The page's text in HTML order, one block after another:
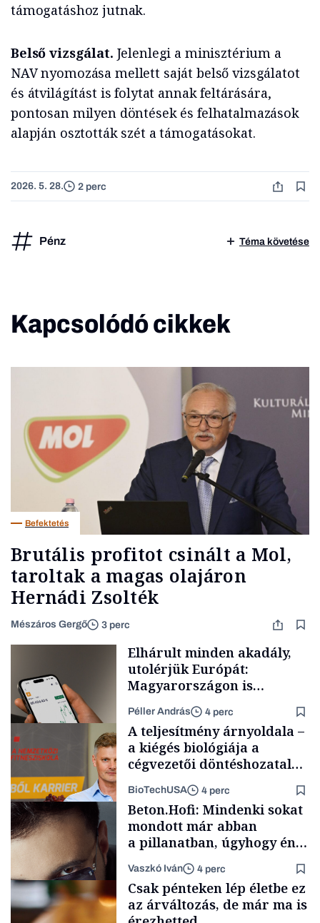
támogatáshoz jutnak.
Belső vizsgálat. Jelenlegi a minisztérium a
NAV nyomozása mellett saját belső vizsgálatot
és átvilágítást is folytat annak feltárására,
pontosan milyen döntések és felhatalmazások
alapján osztották szét a támogatásokat.
2026. 5. 28. 2 perc
Pénz Téma követése
Kapcsolódó cikkek
Befektetés
Brutális profitot csinált a Mol,
taroltak a magas olajáron
Hernádi Zsolték
Mészáros Gergő 3 perc
Fintech
Elhárult minden akadály,
utolérjük Európát:
Magyarországon is
kriptoszolgáltatását az
egyik legnépszerűbb
fintech
Péller András 4 perc
Content Lab HUB
A teljesítmény árnyoldala –
a kiégés biológiája a
cégvezetői döntéshozatal
BioTechUSA 4 perc
Beton.Hofi: Mindenki sokat
mondott már abban
a pillanatban, úgyhogy én
a legsarkosabb
gondolataimat akartam
kimondani
Vaszkó Iván 4 perc
Csak pénteken lép életbe ez
az árváltozás, de már ma is